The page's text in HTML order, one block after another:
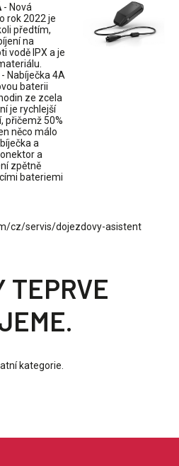
- Nová
rok 2022 je
předtím,
na
vodě IPX a je
- Nabíječka 4A
baterii
ze zcela
je rychlejší
přičemž 50%
něco málo
a
a
zpětně
bateriemi
cz/servis/dojezdovy-asistent
TEPRVE
kategorie.